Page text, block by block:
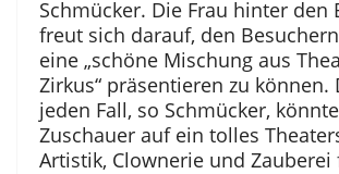
Schmücker. Die Frau hinter den
freut sich darauf, den
eine „schöne Mischung aus
Zirkus“ präsentieren zu können.
jeden Fall, so Schmücker,
Zuschauer auf ein tolles
Artistik, Clownerie und Zauberei